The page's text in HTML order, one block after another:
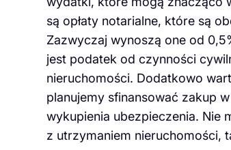
są opłaty notarialne, które są
Zazwyczaj wynoszą one od
jest podatek od czynności
nieruchomości. Dodatkowo
planujemy sfinansować zakup
wykupienia ubezpieczenia. Nie
z utrzymaniem nieruchomości,